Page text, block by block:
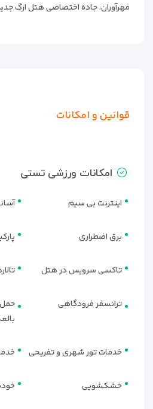
مهرآوران، جاده اختصاصی هتل ارگ
قوانین و امکانات
امکانات ورزشی تستی
اینترنت بی سیم
برق اضطراری
تاکسی سرویس در هتل
ترانسفر فرودگاهی
حمل
خدمات تور شهری و تفریحی
خشکشویی